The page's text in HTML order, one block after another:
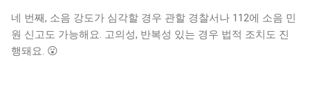
네 번째, 소음 강도가 심각할 경우 관할 경찰서나 112에 소음 민
원 신고도 가능해요. 고의성, 반복성 있는 경우 법적 조치도 진
행돼요. 😮